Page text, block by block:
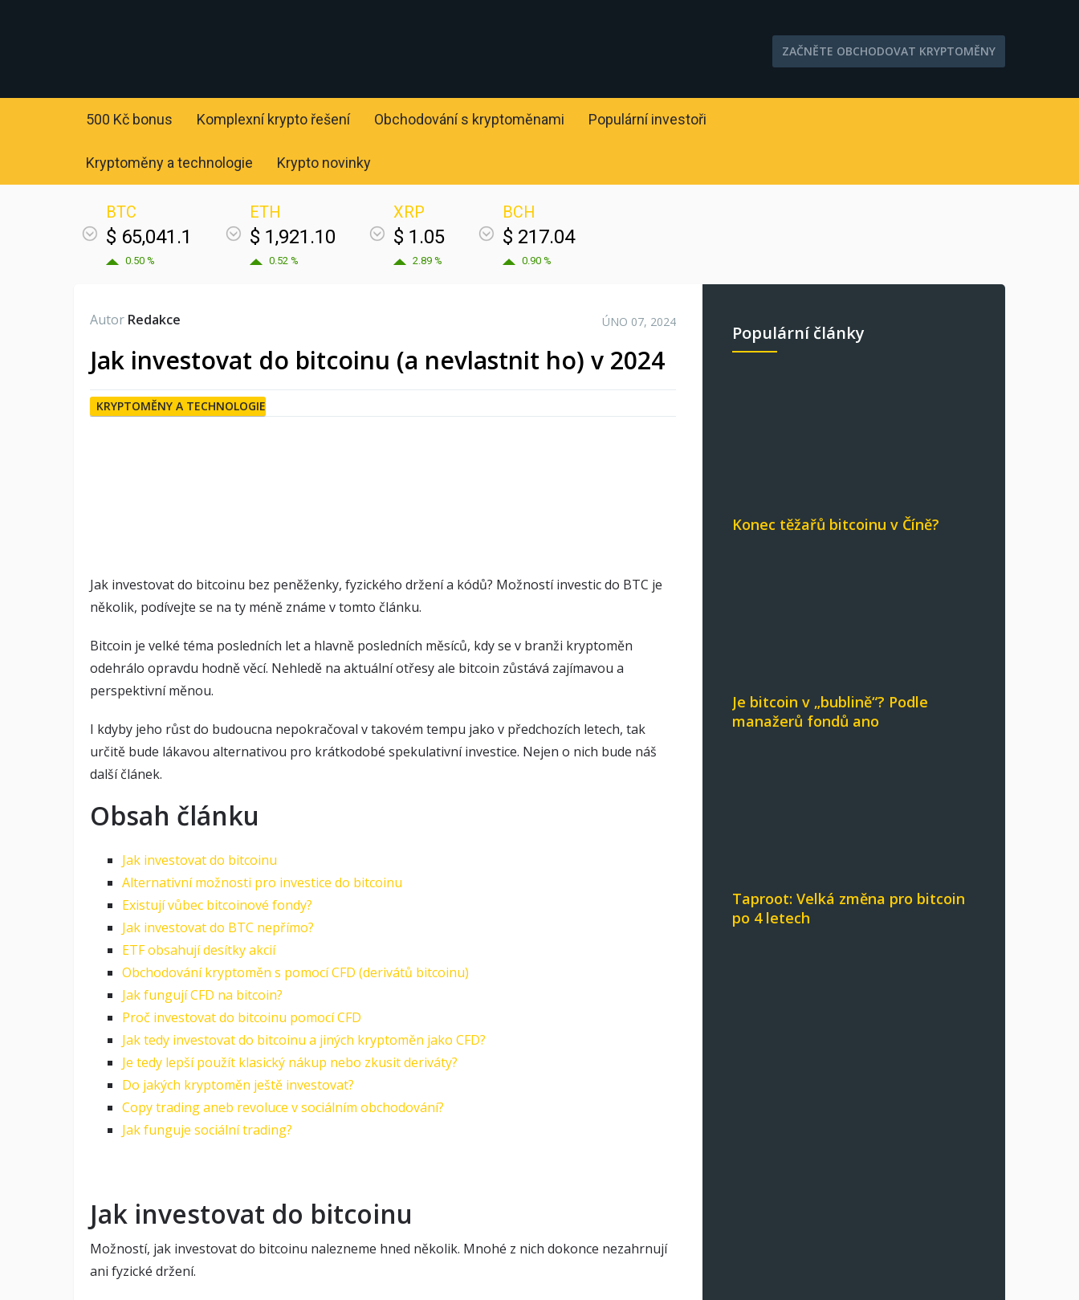
ZAČNĚTE OBCHODOVAT KRYPTOMĚNY
500 Kč bonus Komplexní krypto řešení Obchodování s kryptoměnami Populární investoři
Kryptoměny a technologie Krypto novinky
BTC
$ 65,041.1
0.50 %
ETH
$ 1,921.10
0.52 %
XRP
$ 1.05
2.89 %
BCH
$ 217.04
0.90 %
Autor Redakce ÚNO 07, 2024
Jak investovat do bitcoinu (a nevlastnit ho) v 2024
KRYPTOMĚNY A TECHNOLOGIE
Jak investovat do bitcoinu bez peněženky, fyzického držení a kódů? Možností investic do BTC je
několik, podívejte se na ty méně známe v tomto článku.
Bitcoin je velké téma posledních let a hlavně posledních měsíců, kdy se v branži kryptoměn
odehrálo opravdu hodně věcí. Nehledě na aktuální otřesy ale bitcoin zůstává zajímavou a
perspektivní měnou.
I kdyby jeho růst do budoucna nepokračoval v takovém tempu jako v předchozích letech, tak
určitě bude lákavou alternativou pro krátkodobé spekulativní investice. Nejen o nich bude náš
další článek.
Obsah článku
Jak investovat do bitcoinu
Alternativní možnosti pro investice do bitcoinu
Existují vůbec bitcoinové fondy?
Jak investovat do BTC nepřímo?
ETF obsahují desítky akcií
Obchodování kryptoměn s pomocí CFD (derivátů bitcoinu)
Jak fungují CFD na bitcoin?
Proč investovat do bitcoinu pomocí CFD
Jak tedy investovat do bitcoinu a jiných kryptoměn jako CFD?
Je tedy lepší použít klasický nákup nebo zkusit deriváty?
Do jakých kryptoměn ještě investovat?
Copy trading aneb revoluce v sociálním obchodování?
Jak funguje sociální trading?
Jak investovat do bitcoinu
Možností, jak investovat do bitcoinu nalezneme hned několik. Mnohé z nich dokonce nezahrnují
ani fyzické držení.
Populární články
Konec těžařů bitcoinu v Číně?
Je bitcoin v „bublině“? Podle
manažerů fondů ano
Taproot: Velká změna pro bitcoin
po 4 letech